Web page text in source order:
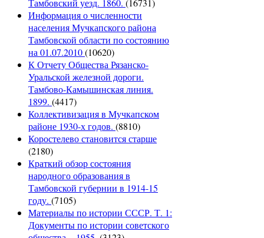
Информация о численности
населения Мучкапского района
Тамбовской области по состоянию
на 01.07.2010(10620)
К Отчету Общества Рязанско-
Уральской железной дороги.
Тамбово-Камышинская линия.
1899. (4417)
Коллективизация в Мучкапском
районе 1930-х годов. (8810)
Коростелево становится старше
(2180)
Краткий обзор состояния
народного образования в
Тамбовской губернии в 1914-15
году. (7105)
Материалы по истории СССР. Т. 1:
Документы по истории советского